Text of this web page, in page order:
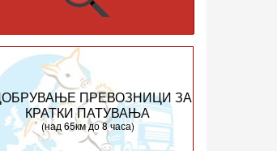
ПРЕВОЗНИЦИ ЗА
КРАТКИ ПАТУВАЊА
(над 65км до 8 часа)